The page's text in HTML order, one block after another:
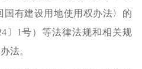
国有建设用地使用权办法〉的
〕1号） 等法律法规和相关规
法。